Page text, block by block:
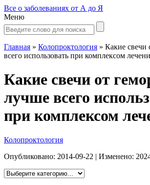
Все о заболеваниях от А до Я
Меню
Главная » Колопроктология » Какие свечи
всего использовать при комплексом
Какие свечи от
лучше всего
при комплексом
Колопроктология
Опубликовано: 2014-09-22 | Изменено: